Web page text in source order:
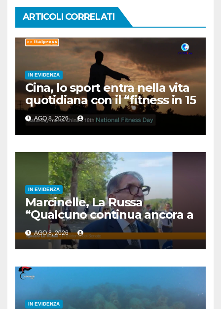
ARTICOLI CORRELATI
IN EVIDENZA
Cina, lo sport entra nella vita
quotidiana con il “fitness in 15
minuti”
AGO 8, 2026
IN EVIDENZA
Marcinelle, La Russa
“Qualcuno continua ancora a
voltare le spalle”
AGO 8, 2026
IN EVIDENZA